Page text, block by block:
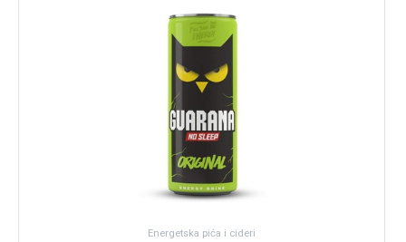
Energetska pića i cideri